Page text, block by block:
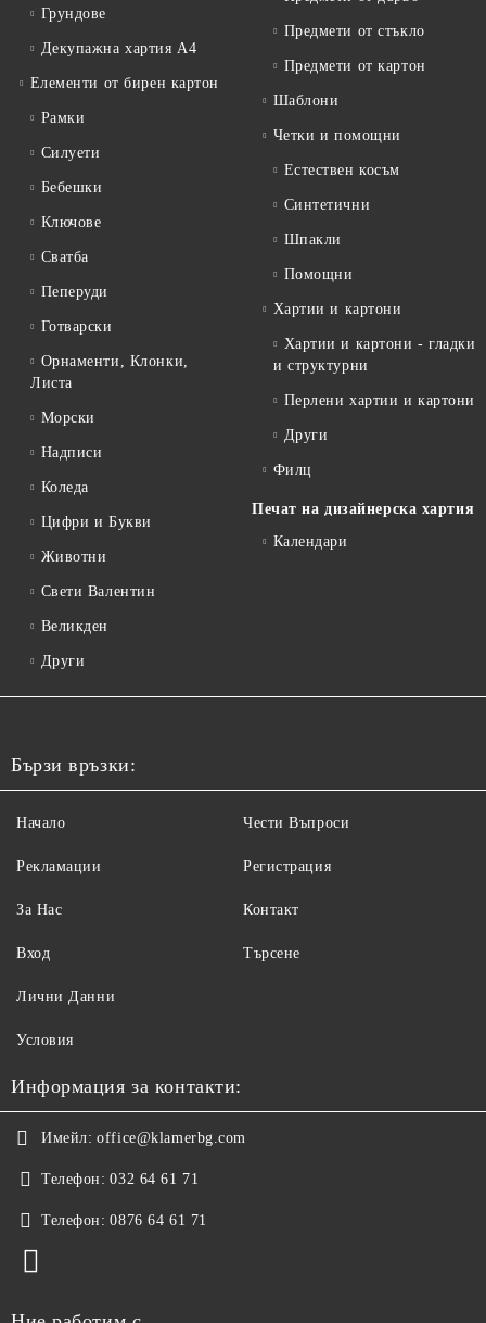
Грундове
Декупажна хартия А4
Елементи от бирен картон
Рамки
Силуети
Бебешки
Ключове
Сватба
Пеперуди
Готварски
Орнаменти, Клонки,
Листа
Морски
Надписи
Коледа
Цифри и Букви
Животни
Свети Валентин
Великден
Други
Предмети от стъкло
Предмети от картон
Шаблони
Четки и помощни
Естествен косъм
Синтетични
Шпакли
Помощни
Хартии и картони
Хартии и картони - гладки
и структурни
Перлени хартии и картони
Други
Филц
Печат на дизайнерска хартия
Календари
Бързи връзки:
Начало
Рекламации
За Нас
Вход
Чести Въпроси
Регистрация
Контакт
Търсене
Лични Данни
Условия
Информация за контакти:
Имейл: office@klamerbg.com
Телефон: 032 64 61 71
Телефон: 0876 64 61 71